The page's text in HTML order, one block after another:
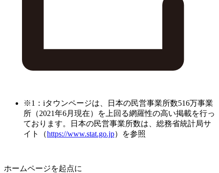
※1：iタウンページは、日本の民営事業所数516万事業
所（2021年6月現在）を上回る網羅性の高い掲載を行っ
ております。日本の民営事業所数は、総務省統計局サ
イト（https://www.stat.go.jp）を参照
ホームページを起点に